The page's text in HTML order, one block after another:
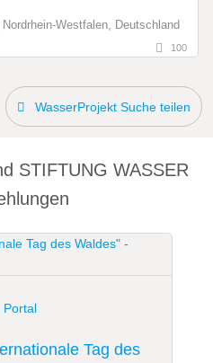
Westfalen, Deutschland
100
WasserProjekt Suche teilen
STIFTUNG WASSER
Tag des
Portal